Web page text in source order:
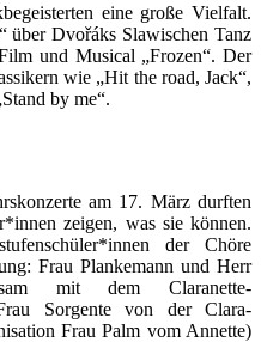
eine große Vielfalt.
über Dvořáks Slawischen Tanz
und Musical „Frozen“. Der
wie „Hit the road, Jack“,
by me“.
am 17. März durften
zeigen, was sie können.
der Chöre
Frau Plankemann und Herr
mit dem Claranette-
Sorgente von der Clara-
Frau Palm vom Annette)